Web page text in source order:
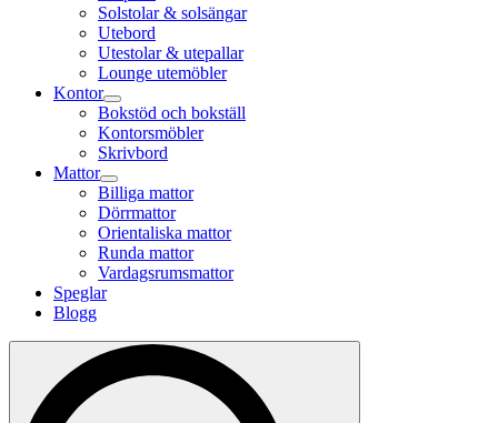
Solstolar & solsängar
Utebord
Utestolar & utepallar
Lounge utemöbler
Kontor
Bokstöd och bokställ
Kontorsmöbler
Skrivbord
Mattor
Billiga mattor
Dörrmattor
Orientaliska mattor
Runda mattor
Vardagsrumsmattor
Speglar
Blogg